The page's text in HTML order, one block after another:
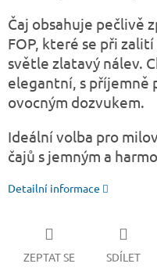
Čaj obsahuje pečlivě
FOP, které se při
světle zlatavý nálev.
elegantní, s příjemně
ovocným dozvukem.
Ideální volba pro
čajů s jemným a
Detailní informace
ZEPTAT SE SDÍLET